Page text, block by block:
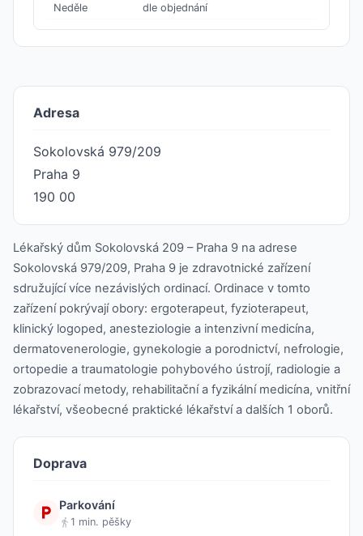
Neděle
dle objednání
Adresa
Sokolovská 979/209
Praha 9
190 00
Lékařský dům Sokolovská 209 – Praha 9 na adrese
Sokolovská 979/209, Praha 9 je zdravotnické zařízení
sdružující více nezávislých ordinací. Ordinace v tomto
zařízení pokrývají obory: ergoterapeut, fyzioterapeut,
klinický logoped, anesteziologie a intenzivní medicína,
dermatovenerologie, gynekologie a porodnictví, nefrologie,
ortopedie a traumatologie pohybového ústrojí, radiologie a
zobrazovací metody, rehabilitační a fyzikální medicína, vnitřní
lékařství, všeobecné praktické lékařství a dalších 1 oborů.
Doprava
Parkování
1 min. pěšky